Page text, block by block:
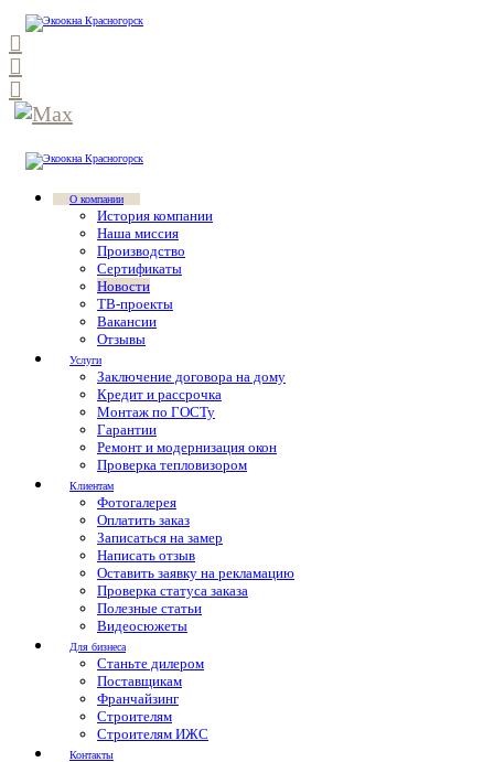
О компании
История компании
Наша миссия
Производство
Сертификаты
Новости
ТВ-проекты
Вакансии
Отзывы
Услуги
Заключение договора на дому
Кредит и рассрочка
Монтаж по ГОСТу
Гарантии
Ремонт и модернизация окон
Проверка тепловизором
Клиентам
Фотогалерея
Оплатить заказ
Записаться на замер
Написать отзыв
Оставить заявку на рекламацию
Проверка статуса заказа
Полезные статьи
Видеосюжеты
Для бизнеса
Станьте дилером
Поставщикам
Франчайзинг
Строителям
Строителям ИЖС
Контакты